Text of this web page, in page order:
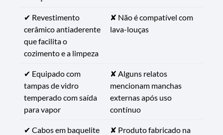
✔ Revestimento
cerâmico antiaderente
que facilita o
cozimento e a limpeza
✘ Não é compatível com
lava-louças
✔ Equipado com
tampas de vidro
temperado com saída
para vapor
✘ Alguns relatos
mencionam manchas
externas após uso
contínuo
✔ Cabos em baquelite
✘ Produto fabricado na